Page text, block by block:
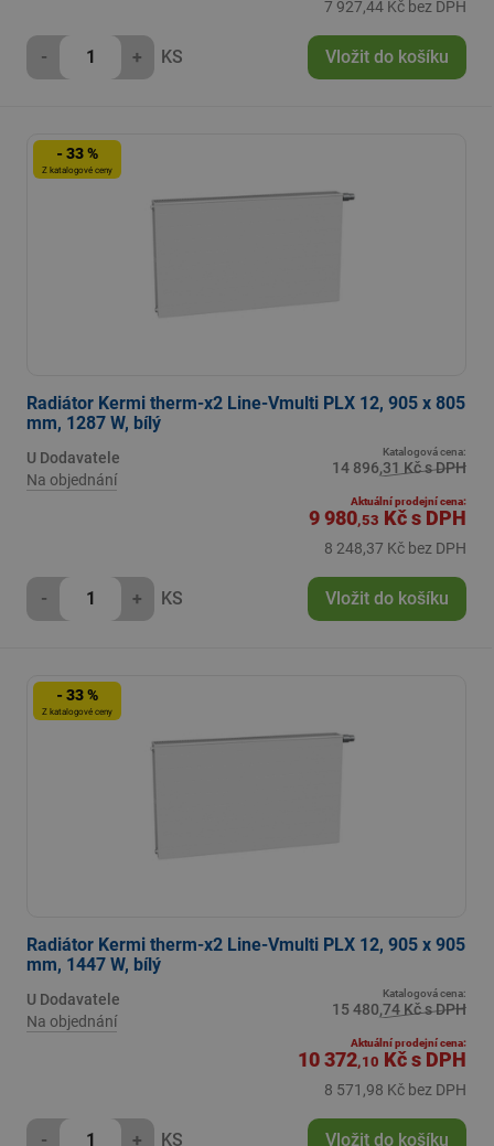
7 927,44 Kč bez DPH
- + KS Vložit do košíku
- 33 %
Z katalogové ceny
Radiátor Kermi therm-x2 Line-Vmulti PLX 12, 905 x 805
mm, 1287 W, bílý
U Dodavatele
Na objednání
Katalogová cena:
14 896,31 Kč s DPH
Aktuální prodejní cena:
9 980,53 Kčs DPH
8 248,37 Kč bez DPH
- + KS Vložit do košíku
- 33 %
Z katalogové ceny
Radiátor Kermi therm-x2 Line-Vmulti PLX 12, 905 x 905
mm, 1447 W, bílý
U Dodavatele
Na objednání
Katalogová cena:
15 480,74 Kč s DPH
Aktuální prodejní cena:
10 372,10 Kčs DPH
8 571,98 Kč bez DPH
- + KS Vložit do košíku